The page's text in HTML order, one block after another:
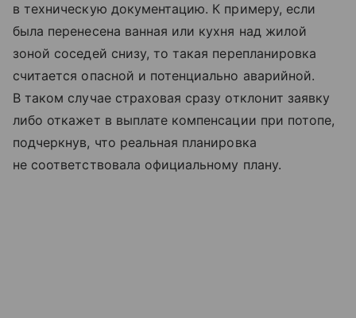
в техническую документацию. К примеру, если
была перенесена ванная или кухня над жилой
зоной соседей снизу, то такая перепланировка
считается опасной и потенциально аварийной.
В таком случае страховая сразу отклонит заявку
либо откажет в выплате компенсации при потопе,
подчеркнув, что реальная планировка
не соответствовала официальному плану.